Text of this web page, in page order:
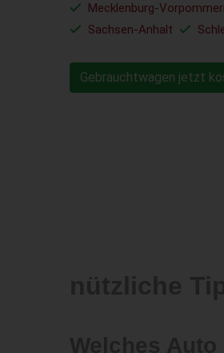
Mecklenburg-
Sachsen-Anhalt
Gebrauchtwagen jetzt